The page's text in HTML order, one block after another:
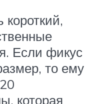
Если фикус
то ему
которая